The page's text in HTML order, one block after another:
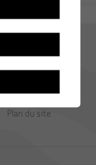
Plan du site